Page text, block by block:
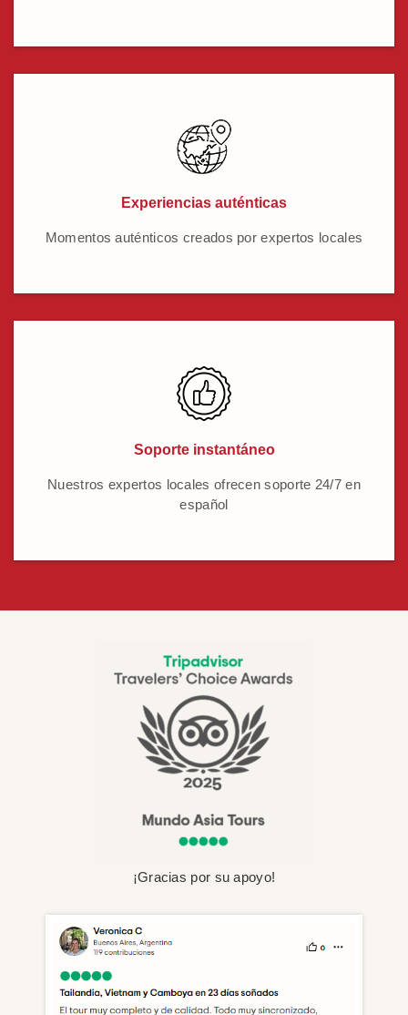
Experiencias auténticas
Momentos auténticos creados por expertos locales
Soporte instantáneo
Nuestros expertos locales ofrecen soporte 24/7 en
español
¡Gracias por su apoyo!